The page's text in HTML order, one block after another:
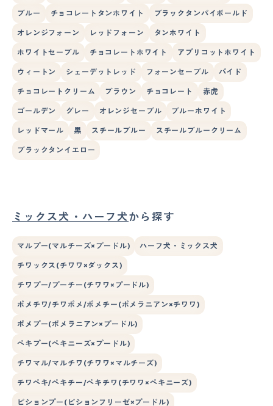
ブルー チョコレートタンホワイト ブラックタンパイボールド
オレンジフォーン レッドフォーン タンホワイト
ホワイトセーブル チョコレートホワイト アプリコットホワイト
ウィートン シェーデットレッド フォーンセーブル パイド
チョコレートクリーム ブラウン チョコレート 赤虎
ゴールデン グレー オレンジセーブル ブルーホワイト
レッドマール 黒 スチールブルー スチールブルークリーム
ブラックタンイエロー
ミックス犬・ハーフ犬から探す
マルプー(マルチーズ×プードル) ハーフ犬・ミックス犬
チワックス(チワワ×ダックス)
チワプー/プーチー(チワワ×プードル)
ポメチワ/チワポメ/ポメチー(ポメラニアン×チワワ)
ポメプー(ポメラニアン×プードル)
ペキプー(ペキニーズ×プードル)
チワマル/マルチワ(チワワ×マルチーズ)
チワペキ/ペキチー/ペキチワ(チワワ×ペキニーズ)
ビションプー(ビションフリーゼ×プードル)